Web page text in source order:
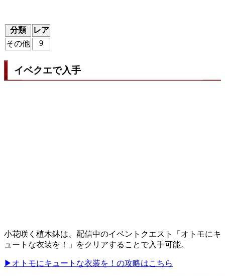
分類
レア
その他
9
イベクエで入手
小花咲く植木鉢は、配信中のイベントクエスト「オトモにキ
ュートな衣装を！」をクリアすることで入手可能。
▶オトモにキュートな衣装を！の攻略はこちら